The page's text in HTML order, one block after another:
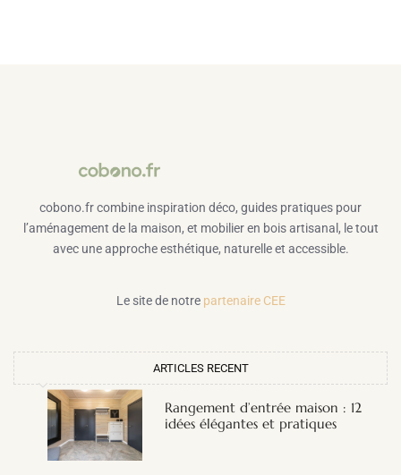
cobono.fr combine inspiration déco, guides pratiques pour
l’aménagement de la maison, et mobilier en bois artisanal, le tout
avec une approche esthétique, naturelle et accessible.
Le site de notre partenaire CEE
ARTICLES RECENT
Rangement d’entrée maison : 12
idées élégantes et pratiques